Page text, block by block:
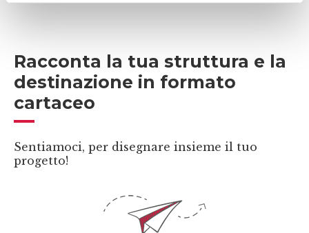
Racconta la tua struttura e la
destinazione in formato
cartaceo
Sentiamoci, per disegnare insieme il tuo
progetto!